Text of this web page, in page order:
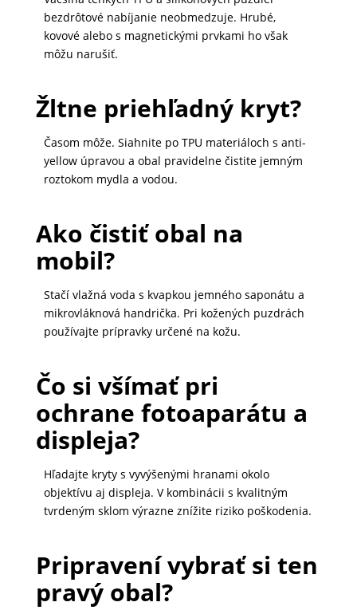
bezdrôtové nabíjanie neobmedzuje. Hrubé,
kovové alebo s magnetickými prvkami ho však
môžu narušiť.
Žltne priehľadný kryt?
Časom môže. Siahnite po TPU materiáloch s anti-
yellow úpravou a obal pravidelne čistite jemným
roztokom mydla a vodou.
Ako čistiť obal na
mobil?
Stačí vlažná voda s kvapkou jemného saponátu a
mikrovláknová handrička. Pri kožených puzdrách
používajte prípravky určené na kožu.
Čo si všímať pri
ochrane fotoaparátu a
displeja?
Hľadajte kryty s vyvýšenými hranami okolo
objektívu aj displeja. V kombinácii s kvalitným
tvrdeným sklom výrazne znížite riziko poškodenia.
Pripravení vybrať si ten
pravý obal?